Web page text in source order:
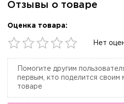
Отзывы о товаре
Оценка товара:
Нет
Помогите другим
первым, кто поделится своим
товаре